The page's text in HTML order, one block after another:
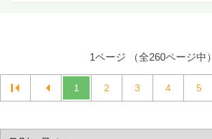
1ページ （全260ページ中）
1 2 3 4 5